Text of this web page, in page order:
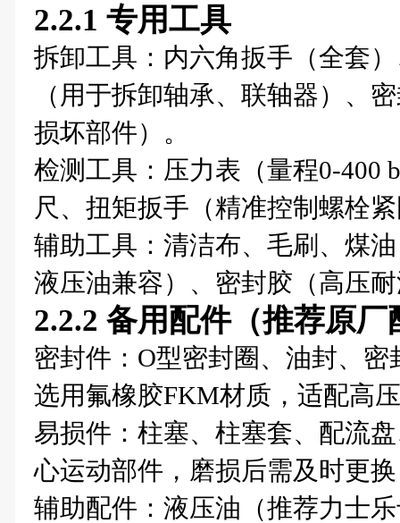
2.2.1 专用工具
拆卸工具：内六角扳手（全套
（用于拆卸轴承、联轴器）、
损坏部件）。
检测工具：压力表（量程0-400
尺、扭矩扳手（精准控制螺栓
辅助工具：清洁布、毛刷、煤
液压油兼容）、密封胶（高压
2.2.2 备用配件（推荐原厂
密封件：O型密封圈、油封、密
选用氟橡胶FKM材质，适配高
易损件：柱塞、柱塞套、配流
心运动部件，磨损后需及时更
辅助配件：液压油（推荐力士